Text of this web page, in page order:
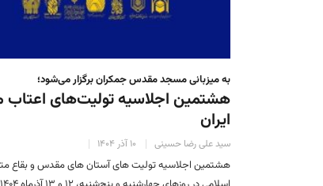
به میزبانی مسجد مقدس جمکران برگزار می‌شود؛
هشتمین اجلاسیه تولیت‌های
ایران
سید علی رضا حسینی ۱۰ آذر ۱۴۰۴
هشتمین اجلاسیه تولیت های آستان های مقدس و بقاع